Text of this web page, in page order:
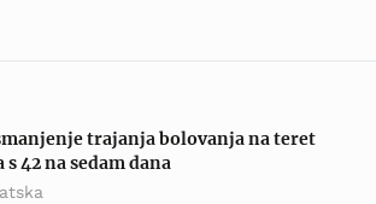
trajanja bolovanja na teret
s 42 na sedam dana